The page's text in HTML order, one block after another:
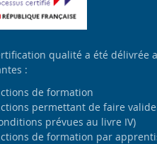
qualité a été délivrée
:
de formation
permettant de faire
prévues au livre IV)
de formation par